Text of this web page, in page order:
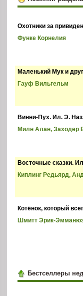
Охотники за
Функе Корнелия
Маленький Мук и
Гауф Вильгельм
Винни-Пух. Ил. Э.
Милн Алан, Заходер
Восточные сказки.
Киплинг Редьярд,
Котёнок, который
Шмитт Эрик-
Бестселлеры